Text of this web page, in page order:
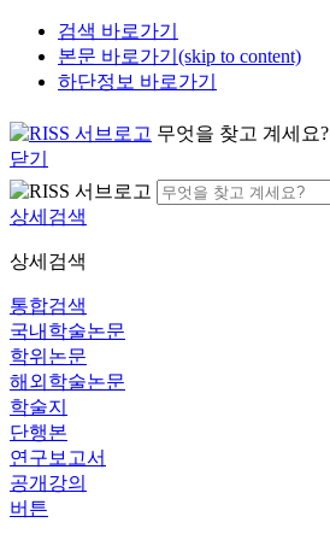
검색 바로가기
본문 바로가기(skip to content)
하단정보 바로가기
무엇을 찾고 계세요?
닫기
상세검색
상세검색
통합검색
국내학술논문
학위논문
해외학술논문
학술지
단행본
연구보고서
공개강의
버튼